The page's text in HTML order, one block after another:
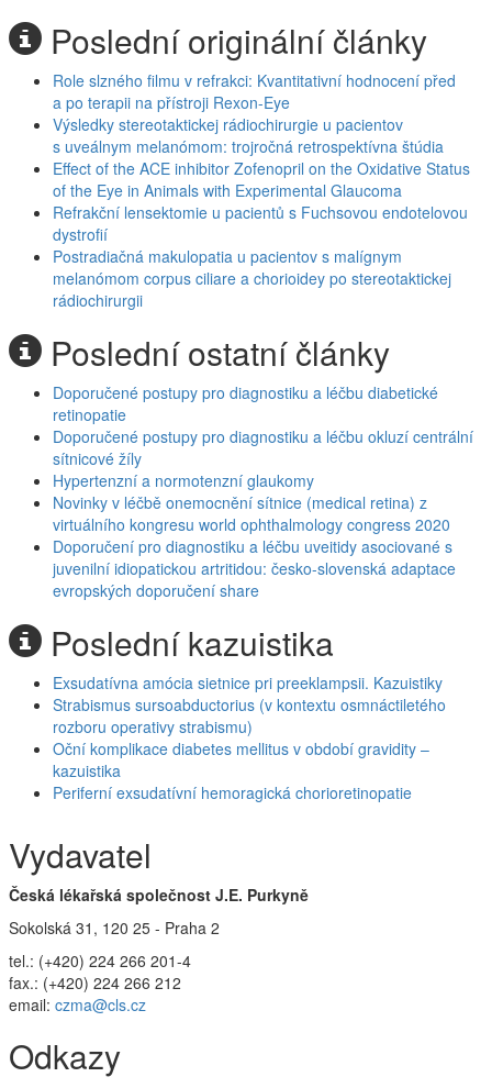
Poslední originální články
Role slzného filmu v refrakci: Kvantitativní hodnocení před
a po terapii na přístroji Rexon-Eye
Výsledky stereotaktickej rádiochirurgie u pacientov
s uveálnym melanómom: trojročná retrospektívna štúdia
Effect of the ACE inhibitor Zofenopril on the Oxidative Status
of the Eye in Animals with Experimental Glaucoma
Refrakční lensektomie u pacientů s Fuchsovou endotelovou
dystrofií
Postradiačná makulopatia u pacientov s malígnym
melanómom corpus ciliare a chorioidey po stereotaktickej
rádiochirurgii
Poslední ostatní články
Doporučené postupy pro diagnostiku a léčbu diabetické
retinopatie
Doporučené postupy pro diagnostiku a léčbu okluzí centrální
sítnicové žíly
Hypertenzní a normotenzní glaukomy
Novinky v léčbě onemocnění sítnice (medical retina) z
virtuálního kongresu world ophthalmology congress 2020
Doporučení pro diagnostiku a léčbu uveitidy asociované s
juvenilní idiopatickou artritidou: česko-slovenská adaptace
evropských doporučení share
Poslední kazuistika
Exsudatívna amócia sietnice pri preeklampsii. Kazuistiky
Strabismus sursoabductorius (v kontextu osmnáctiletého
rozboru operativy strabismu)
Oční komplikace diabetes mellitus v období gravidity –
kazuistika
Periferní exsudatívní hemoragická chorioretinopatie
Vydavatel
Česká lékařská společnost J.E. Purkyně
Sokolská 31, 120 25 - Praha 2
tel.: (+420) 224 266 201-4
fax.: (+420) 224 266 212
email: czma@cls.cz
Odkazy